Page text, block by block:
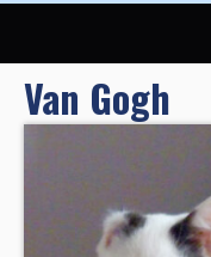
L’ÉCOLE DU CHAT
ACTUALITÉS
ADOPTER
Van Gogh